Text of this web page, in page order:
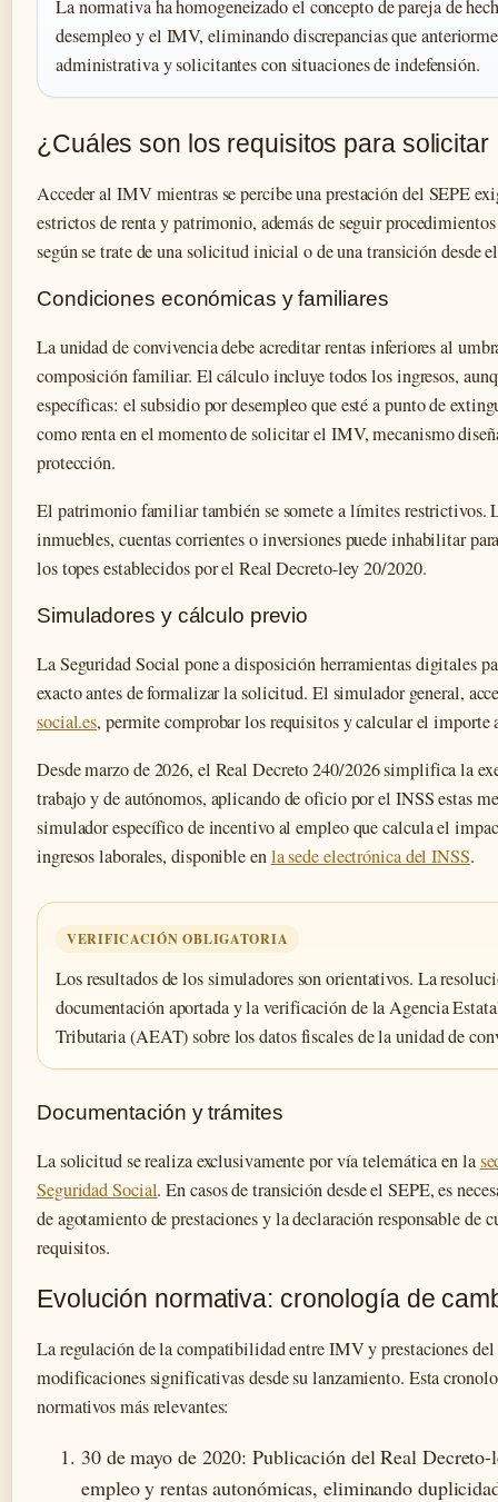
La normativa ha homogeneizado el concepto de pareja de
desempleo y el IMV, eliminando discrepancias que
administrativa y solicitantes con situaciones de indefensión.
¿Cuáles son los requisitos para solicitar
Acceder al IMV mientras se percibe una prestación del SEPE
estrictos de renta y patrimonio, además de seguir
según se trate de una solicitud inicial o de una transición desde
Condiciones económicas y familiares
La unidad de convivencia debe acreditar rentas inferiores al
composición familiar. El cálculo incluye todos los ingresos,
específicas: el subsidio por desempleo que esté a punto de
como renta en el momento de solicitar el IMV, mecanismo
protección.
El patrimonio familiar también se somete a límites restrictivos.
inmuebles, cuentas corrientes o inversiones puede inhabilitar
los topes establecidos por el Real Decreto-ley 20/2020.
Simuladores y cálculo previo
La Seguridad Social pone a disposición herramientas digitales
exacto antes de formalizar la solicitud. El simulador general,
social.es, permite comprobar los requisitos y calcular el importe
Desde marzo de 2026, el Real Decreto 240/2026 simplifica la
trabajo y de autónomos, aplicando de oficio por el INSS estas
simulador específico de incentivo al empleo que calcula el
ingresos laborales, disponible enla sede electrónica del INSS.
VERIFICACIÓN OBLIGATORIA
Los resultados de los simuladores son orientativos. La
documentación aportada y la verificación de la Agencia
Tributaria (AEAT) sobre los datos fiscales de la unidad de
Documentación y trámites
La solicitud se realiza exclusivamente por vía telemática en la
Seguridad Social. En casos de transición desde el SEPE, es
de agotamiento de prestaciones y la declaración responsable de
requisitos.
Evolución normativa: cronología de
La regulación de la compatibilidad entre IMV y prestaciones del
modificaciones significativas desde su lanzamiento. Esta
normativos más relevantes:
30 de mayo de 2020: Publicación del Real
empleo y rentas autonómicas, eliminando